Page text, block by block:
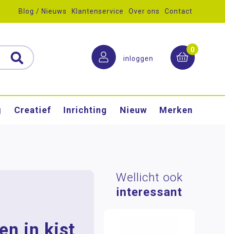
Blog / Nieuws Klantenservice Over ons Contact
inloggen
0
Creatief Inrichting Nieuw Merken
Wellicht ook
interessant